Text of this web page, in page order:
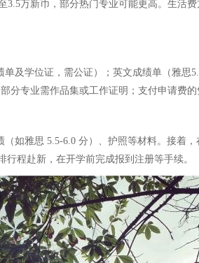
万新币，部分热门专业可能更高。生活
及学位证，需公证）；英文成绩单（雅思
分专业需作品集或工作证明；支付申请费的
如雅思 5.5-6.0 分）、护照等材料。接着
程赴新，在开学前完成报到注册等手续。